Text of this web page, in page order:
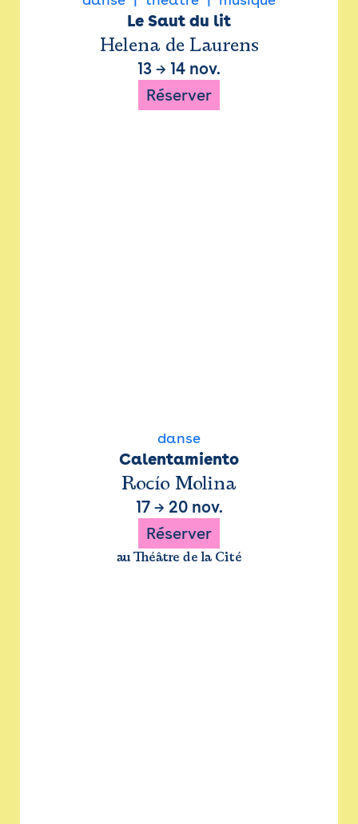
Le Saut du lit
Helena de Laurens
13 → 14 nov.
Réserver
danse
Calentamiento
Rocío Molina
17→ 20 nov.
Réserver
au Théâtre de la Cité